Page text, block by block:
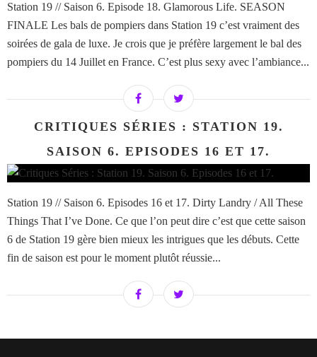
Station 19 // Saison 6. Episode 18. Glamorous Life. SEASON
FINALE Les bals de pompiers dans Station 19 c’est vraiment des
soirées de gala de luxe. Je crois que je préfère largement le bal des
pompiers du 14 Juillet en France. C’est plus sexy avec l’ambiance...
CRITIQUES SÉRIES : STATION 19.
SAISON 6. EPISODES 16 ET 17.
Station 19 // Saison 6. Episodes 16 et 17. Dirty Landry / All These
Things That I’ve Done. Ce que l’on peut dire c’est que cette saison
6 de Station 19 gère bien mieux les intrigues que les débuts. Cette
fin de saison est pour le moment plutôt réussie...